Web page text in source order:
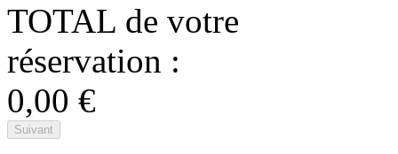
TOTAL de votre
réservation :
0,00 €
Suivant